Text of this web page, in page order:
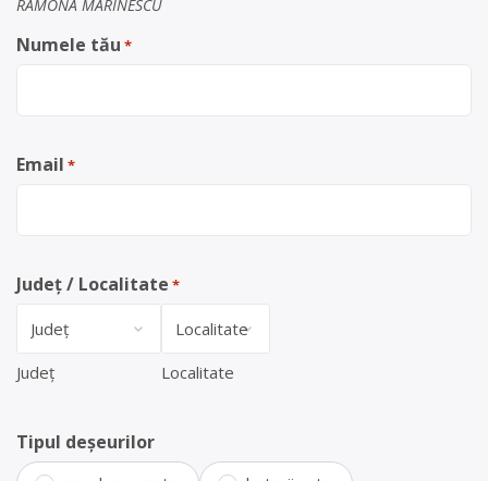
RAMONA MARINESCU
Numele tău *
Email *
Județ / Localitate *
Județ Localitate
Tipul deșeurilor